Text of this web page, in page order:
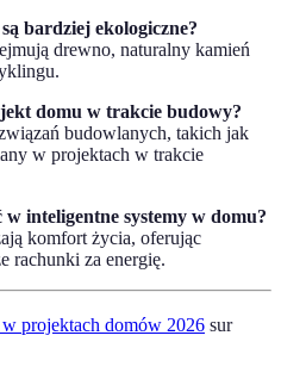
bardziej ekologiczne?
drewno, naturalny kamień
domu w trakcie budowy?
budowlanych, takich jak
w projektach w trakcie
inteligentne systemy w domu?
komfort życia, oferując
rachunki za energię.
projektach domów 2026 sur